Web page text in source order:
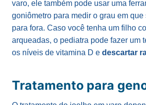
varo, ele também pode usar uma
goniômetro para medir o grau em que
para fora. Caso você tenha um filho
arqueadas, o pediatra pode fazer um
os níveis de vitamina D e descartar
Tratamento para